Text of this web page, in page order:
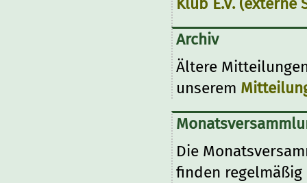
Archiv
Ältere
unserem
Die
finden regelmäßig